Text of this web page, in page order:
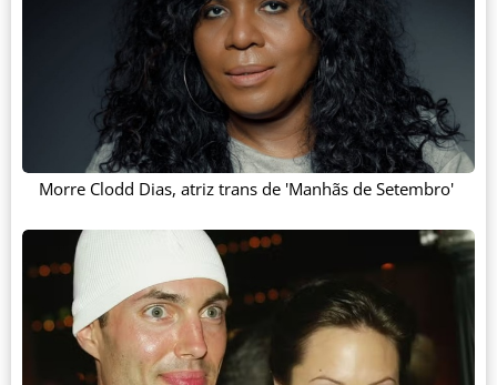
Morre Clodd Dias, atriz trans de 'Manhãs de Setembro'